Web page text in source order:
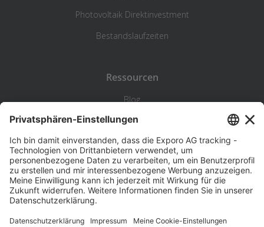
Photovoltaik Direktinvestment
Bestandslaufzeiten
Ressourcen
Blog
Statistik
Wiki
Standortanalyse
Hilfe & Kontakt